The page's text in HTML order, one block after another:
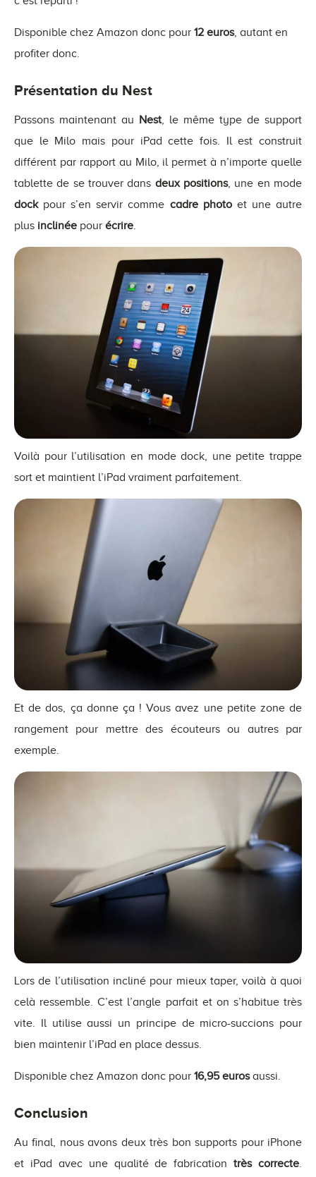
Disponible chez Amazon donc pour 12 euros, autant en
profiter donc.
Présentation du Nest
Passons maintenant au Nest, le même type de support
que le Milo mais pour iPad cette fois. Il est construit
différent par rapport au Milo, il permet à n’importe quelle
tablette de se trouver dans deux positions, une en mode
dockpour s’en servir comme cadre photoet une autre
plus inclinée pour écrire.
Voilà pour l’utilisation en mode dock, une petite trappe
sort et maintient l’iPad vraiment parfaitement.
Et de dos, ça donne ça ! Vous avez une petite zone de
rangement pour mettre des écouteurs ou autres par
exemple.
Lors de l’utilisation incliné pour mieux taper, voilà à quoi
celà ressemble. C’est l’angle parfait et on s’habitue très
vite. Il utilise aussi un principe de micro-succions pour
bien maintenir l’iPad en place dessus.
Disponible chez Amazon donc pour 16,95 eurosaussi.
Conclusion
Au final, nous avons deux très bon supports pour iPhone
et iPad avec une qualité de fabrication très correcte.